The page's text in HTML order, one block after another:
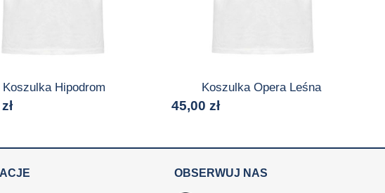
Koszulka Hipodrom
zł
Koszulka Opera Leśna
45,00 zł
OBSERWUJ NAS